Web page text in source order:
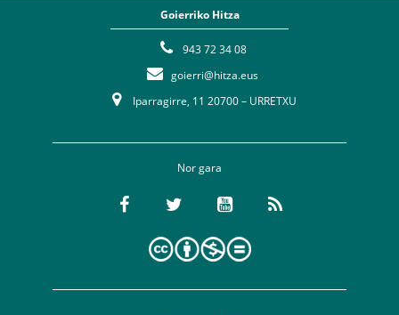
Goierriko Hitza
943 72 34 08
goierri@hitza.eus
Iparragirre, 11 20700 – URRETXU
Nor gara